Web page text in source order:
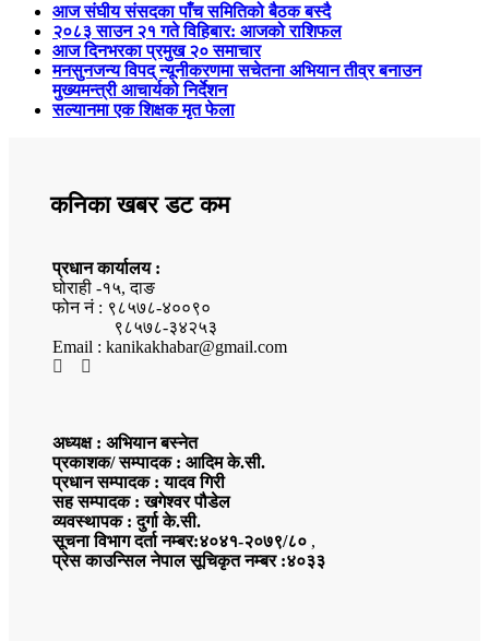
आज संघीय संसदका पाँच समितिको बैठक बस्दै
२०८३ साउन २१ गते विहिबार: आजको राशिफल
आज दिनभरका प्रमुख २० समाचार
मनसुनजन्य विपद् न्यूनीकरणमा सचेतना अभियान तीव्र बनाउन
मुख्यमन्त्री आचार्यको निर्देशन
सल्यानमा एक शिक्षक मृत फेला
कनिका खबर डट कम
प्रधान कार्यालय :
घोराही -१५, दाङ
फोन नं : ९८५७८-४००९०
९८५७८-३४२५३
Email : kanikakhabar@gmail.com
अध्यक्ष : अभियान बस्नेत
प्रकाशक/ सम्पादक : आदिम के.सी.
प्रधान सम्पादक : यादव गिरी
सह सम्पादक : खगेश्वर पौडेल
व्यवस्थापक : दुर्गा के.सी.
सूचना विभाग दर्ता नम्बर:४०४१-२०७९/८० ,
प्रेस काउन्सिल नेपाल सूचिकृत नम्बर :४०३३